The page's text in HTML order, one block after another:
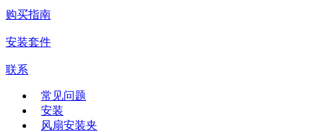
购买指南
安装套件
联系
常见问题
安装
风扇安装夹